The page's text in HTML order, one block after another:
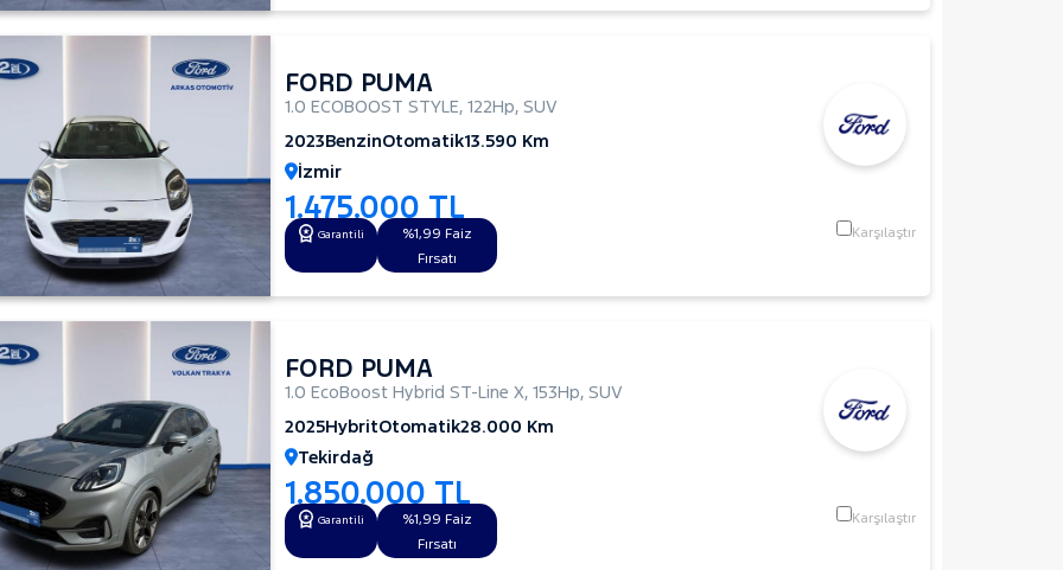
FORD PUMA
1.0 ECOBOOST STYLE, 122Hp, SUV
2023BenzinOtomatik13.590 Km
İzmir
1.475.000 TL
Garantili
%1,99 Faiz
Fırsatı
Karşılaştır
FORD PUMA
1.0 EcoBoost Hybrid ST-Line X, 153Hp, SUV
2025HybritOtomatik28.000 Km
Tekirdağ
1.850.000 TL
Garantili
%1,99 Faiz
Fırsatı
Karşılaştır